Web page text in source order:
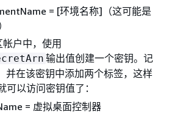
= [环境名称]（这可能是
户中，使用
输出值创建一个密钥。记
并在该密钥中添加两个标签，这样
可以访问密钥值了：
= 虚拟桌面控制器